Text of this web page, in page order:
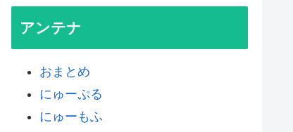
アンテナ
おまとめ
にゅーぷる
にゅーもふ